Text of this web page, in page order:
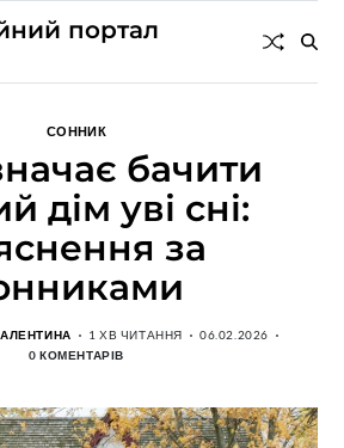
портал
СОННИК
бачити
дім уві сні:
за
1 ХВ ЧИТАННЯ
06.02.2026
0 КОМЕНТАРІВ